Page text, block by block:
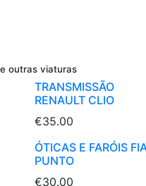
outras viaturas
TRANSMISSÃO
RENAULT CLIO
€35.00
ÓTICAS E FARÓIS
PUNTO
€30.00